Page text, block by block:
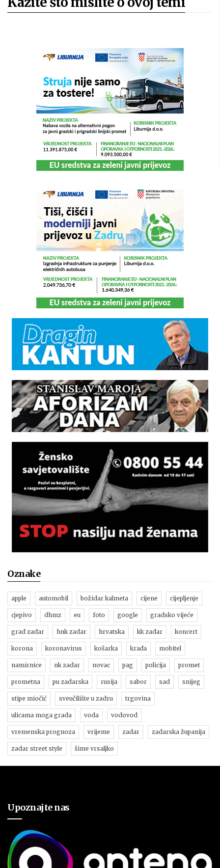
Oznake
apple automobil božidar kalmeta cijene cijepljenje
cjepivo dhmz eu foto google gradsko vijeće
grad zadar hnk zadar hrvatska kk zadar koncert
korona koronavirus košarka krađa mobitel
namirnice nk zadar novac pag policija promet
prometna pu zadarska rusija sabor sad snijeg
stipe miočić sveučilište u zadru trgovina
ulicama moga grada voda vodovod
vremenska prognoza vrijeme zadar zadarska županija
zadar street style šime vrsaljko
Upoznajte nas